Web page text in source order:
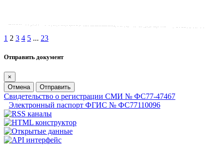
1 2 3 4 5 ... 23
Отправить документ
×
Отмена
Отправить
Свидетельство о регистрации СМИ № ФС77-47467
Электронный паспорт ФГИС № ФС77110096